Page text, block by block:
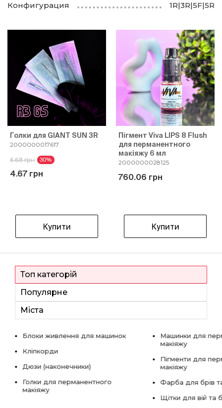
Конфигурация 1R|3R|5F|5R
Голки для GIANT SUN 3R
2000000017617
6.68 грн 30%
4.67 грн
Купити
Пігмент Viva LIPS 8 Flush
для перманентного
макіяжу 6 мл
2000000028125
760.06 грн
Купити
Топ категорій
Популярне
Міста
Блоки живлення для машинок
Кліпкорди
Дюзи (наконечники)
Голки для перманентного
макіяжу
Машинки для
макіяжу
Пігменти для
макіяжу
Фарба для брів
Щітки для вій та